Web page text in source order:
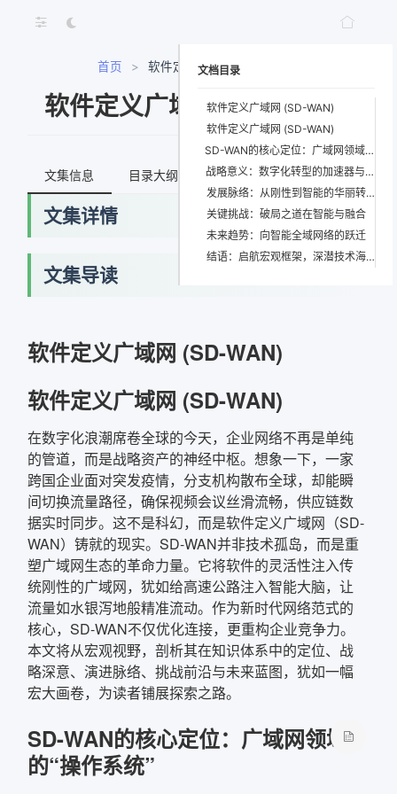
首页 > 软件定义广域网 (SD-WAN)
软件定义广域网 (SD-WAN)
文集信息 目录大纲 最新文档 知识宇宙
文集详情
文集导读
软件定义广域网 (SD-WAN)
软件定义广域网 (SD-WAN)
在数字化浪潮席卷全球的今天，企业网络不再是单纯
的管道，而是战略资产的神经中枢。想象一下，一家
跨国企业面对突发疫情，分支机构散布全球，却能瞬
间切换流量路径，确保视频会议丝滑流畅，供应链数
据实时同步。这不是科幻，而是软件定义广域网（SD-
WAN）铸就的现实。SD-WAN并非技术孤岛，而是重
塑广域网生态的革命力量。它将软件的灵活性注入传
统刚性的广域网，犹如给高速公路注入智能大脑，让
流量如水银泻地般精准流动。作为新时代网络范式的
核心，SD-WAN不仅优化连接，更重构企业竞争力。
本文将从宏观视野，剖析其在知识体系中的定位、战
略深意、演进脉络、挑战前沿与未来蓝图，犹如一幅
宏大画卷，为读者铺展探索之路。
SD-WAN的核心定位：广域网领域
的“操作系统”
文档目录
软件定义广域网 (SD-WAN)
软件定义广域网 (SD-WAN)
SD-WAN的核心定位：广域网领域的“操作系统”
战略意义：数字化转型的加速器与护城河
发展脉络：从刚性到智能的华丽转身
关键挑战：破局之道在智能与融合
未来趋势：向智能全域网络的跃迁
结语：启航宏观框架，深潜技术海洋